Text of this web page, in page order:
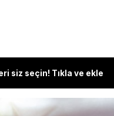
siz seçin! Tıkla ve ekle